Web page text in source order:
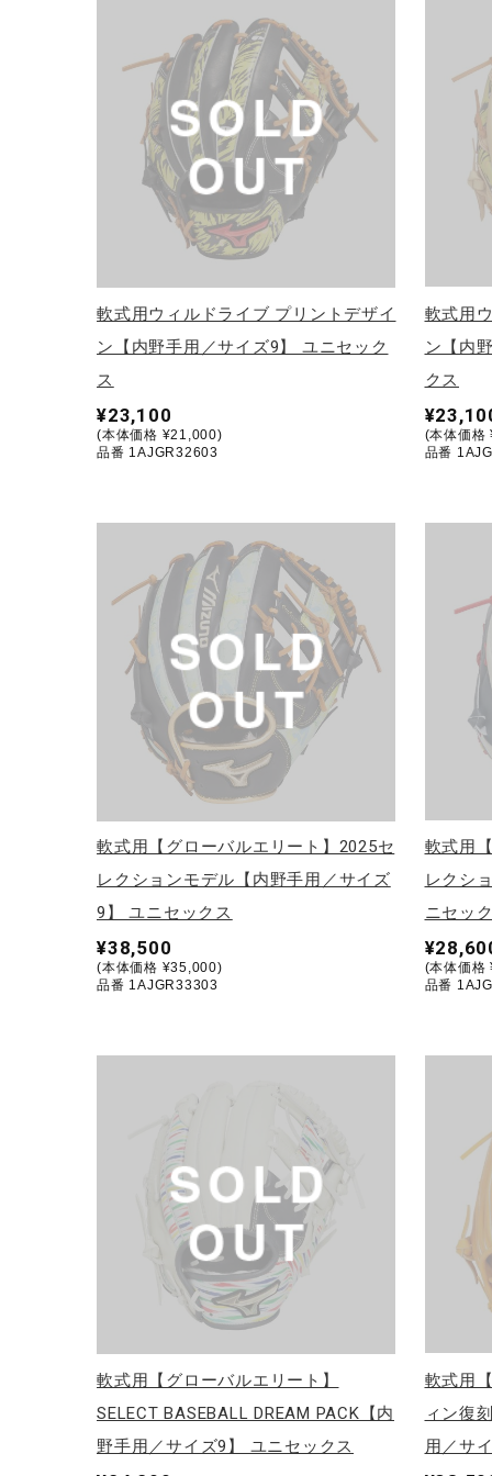
テニス／ソフトテニス
バドミントン
陸上競技
ソフトボール
ウィンタースポーツ
ワーキング
ウォーキングシューズ
ライフスタイルグッズ
インナー
寝具／ミズノスリープ
健康／エクササイズ
ジュニア／キッズ
メディカル
コラボ／ライセンス
軟式用ウィルドライブ プリントデザイ
ン【内野手用／サイズ9】 ユニセック
ス
¥23,100
(本体価格 ¥21,000)
品番 1AJGR32603
軟式用
ン【内
クス
(本体価格
品番
軟式用【グローバルエリート】2025セ
レクションモデル【内野手用／サイズ
9】 ユニセックス
¥38,500
(本体価格 ¥35,000)
品番 1AJGR33303
軟式用
レクシ
ニセッ
(本体価格
品番
軟式用【グローバルエリート】
SELECT BASEBALL DREAM PACK【内
野手用／サイズ9】 ユニセックス
軟式用
ィン復
用／サ